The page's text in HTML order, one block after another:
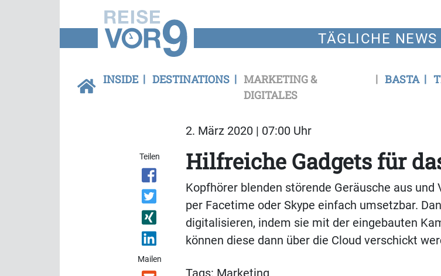
TÄGLICHE
INSIDE DESTINATIONS
MARKETING &
DIGITALES
BASTA
2. März 2020 | 07:00 Uhr
Teilen
Mailen
Hilfreiche Gadgets für
Kopfhörer blenden störende Geräusche aus
per Facetime oder Skype einfach umsetzbar.
digitalisieren, indem sie mit der eingebauten
können diese dann über die Cloud verschickt
Tags: Marketing